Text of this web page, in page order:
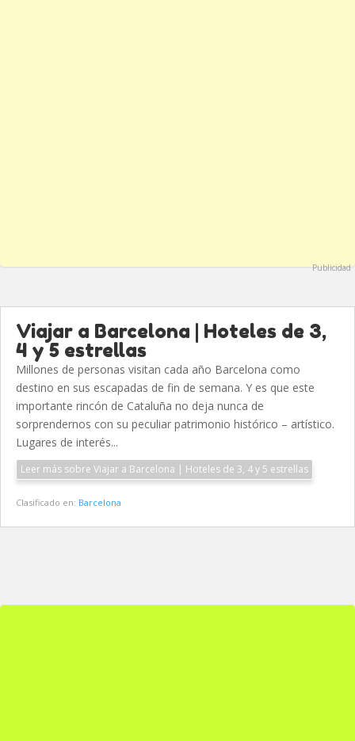
Publicidad
Viajar a Barcelona | Hoteles de 3,
4 y 5 estrellas
Millones de personas visitan cada año Barcelona como
destino en sus escapadas de fin de semana. Y es que este
importante rincón de Cataluña no deja nunca de
sorprendernos con su peculiar patrimonio histórico – artístico.
Lugares de interés...
Leer más sobre Viajar a Barcelona | Hoteles de 3, 4 y 5 estrellas
Clasificado en: Barcelona